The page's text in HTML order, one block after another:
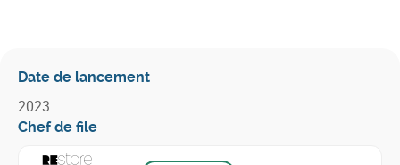
Date de lancement
2023
Chef de file